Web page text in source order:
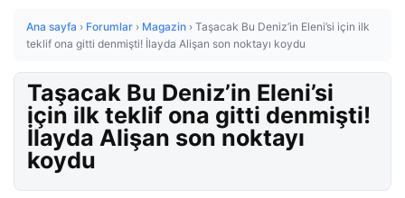
Ana sayfa › Forumlar › Magazin › Taşacak Bu Deniz’in Eleni’si için ilk
teklif ona gitti denmişti! İlayda Alişan son noktayı koydu
Taşacak Bu Deniz’in Eleni’si
için ilk teklif ona gitti denmişti!
İlayda Alişan son noktayı
koydu